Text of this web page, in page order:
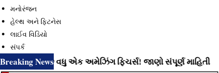
મનોરંજન
હેલ્થ અને ફિટનેસ
લાઈવ વિડિયો
સંપર્ક
Breaking News
રહ્યું છે વધુ એક અમેઝિંગ ફિચર્સ! જાણો સંપૂર્ણ માહિતી ⇝